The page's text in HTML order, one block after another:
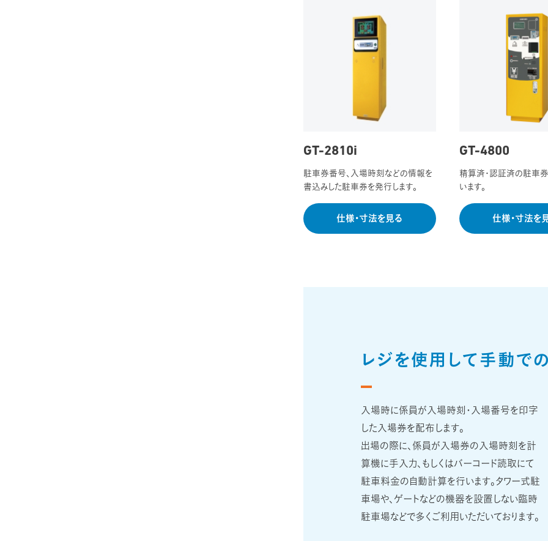
GT-2810i
駐車券番号、入場時刻などの情報を
書込みした駐車券を発行します。
仕様・寸法を見る
GT-4800
精算済・認証済の駐車
います。
仕様・寸法を
レジを使用して手動で
入場時に係員が入場時刻・入場番号を印字
した入場券を配布します。
出場の際に、係員が入場券の入場時刻を計
算機に手入力、もしくはバーコード読取にて
駐車料金の自動計算を行います。タワー式駐
車場や、ゲートなどの機器を設置しない臨時
駐車場などで多くご利用いただいております。